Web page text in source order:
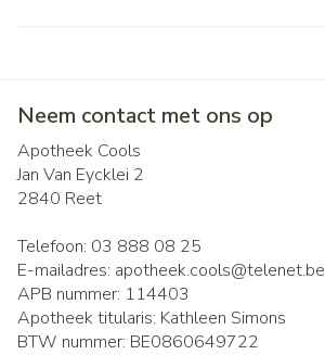
Neem contact met ons op
Apotheek Cools
Jan Van Eycklei 2
2840 Reet
Telefoon: 03 888 08 25
E-mailadres: apotheek.cools@telenet.be
APB nummer: 114403
Apotheek titularis: Kathleen Simons
BTW nummer: BE0860649722